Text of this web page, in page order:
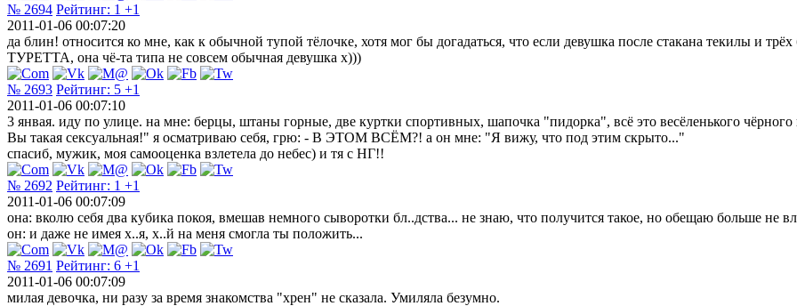
№ 2694 Рейтинг: 1 +1
2011-01-06 00:07:20
да блин! относится ко мне, как к обычной тупой тёлочке, хотя мог бы догадаться, что если девушка после стакана текилы
ТУРЕТТА, она чё-та типа не совсем обычная девушка х)))
№ 2693 Рейтинг: 5 +1
2011-01-06 00:07:10
3 янвая. иду по улице. на мне: берцы, штаны горные, две куртки спортивных, шапочка "пидорка", всё это весёленького
Вы такая сексуальная!" я осматриваю себя, грю: - В ЭТОМ ВСЁМ?! а он мне: "Я вижу, что под этим скрыто..."
спасиб, мужик, моя самооценка взлетела до небес) и тя с НГ!!
№ 2692 Рейтинг: 1 +1
2011-01-06 00:07:09
она: вколю себя два кубика покоя, вмешав немного сыворотки бл..дства... не знаю, что получится такое, но обещаю больше не
он: и даже не имея х..я, х..й на меня смогла ты положить...
№ 2691 Рейтинг: 6 +1
2011-01-06 00:07:09
милая девочка, ни разу за время знакомства "хрен" не сказала. Умиляла безумно.